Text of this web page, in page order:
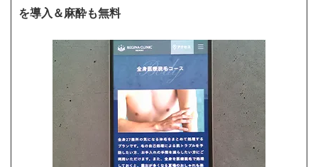
を導入＆麻酔も無料